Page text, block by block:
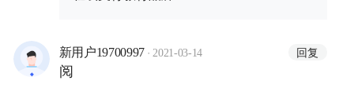
新用户19700997 · 2021-03-14 回复
阅